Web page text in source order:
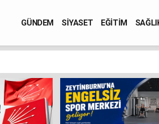
GÜNDEM SİYASET EĞİTİM